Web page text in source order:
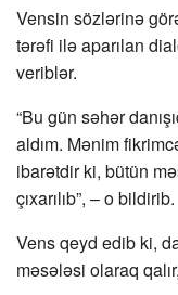
Vensin sözlərinə
tərəfi ilə aparılan
veriblər.
“Bu gün səhər
aldım. Mənim
ibarətdir ki, bütün
çıxarılıb”, – o bildirib.
Vens qeyd edib ki,
məsələsi olaraq